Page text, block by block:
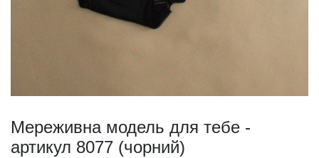
Мереживна модель для тебе -
артикул 8077 (чорний)